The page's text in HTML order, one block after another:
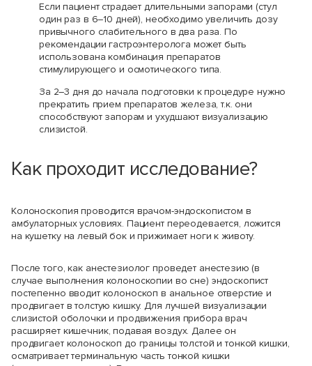
Если пациент страдает длительными запорами (стул
один раз в 6–10 дней), необходимо увеличить дозу
привычного слабительного в два раза. По
рекомендации гастроэнтеролога может быть
использована комбинация препаратов
стимулирующего и осмотического типа.
За 2–3 дня до начала подготовки к процедуре нужно
прекратить прием препаратов железа, т.к. они
способствуют запорам и ухудшают визуализацию
слизистой.
Как проходит исследование?
Колоноскопия проводится врачом-эндоскопистом в
амбулаторных условиях. Пациент переодевается, ложится
на кушетку на левый бок и прижимает ноги к животу.
После того, как анестезиолог проведет анестезию (в
случае выполнения колоноскопии во сне) эндоскопист
постепенно вводит колоноскоп в анальное отверстие и
продвигает в толстую кишку. Для лучшей визуализации
слизистой оболочки и продвижения прибора врач
расширяет кишечник, подавая воздух. Далее он
продвигает колоноскоп до границы толстой и тонкой кишки,
осматривает терминальную часть тонкой кишки